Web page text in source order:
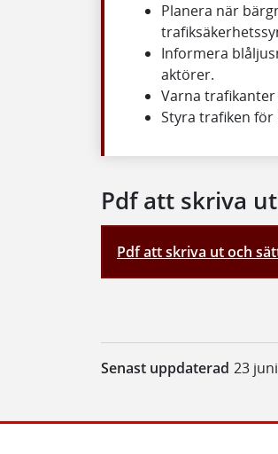
Planera när
Informera
aktörer.
Varna
Styra trafiken för
Pdf att skriva ut
Pdf att skriva ut och
Senast uppdaterad 23